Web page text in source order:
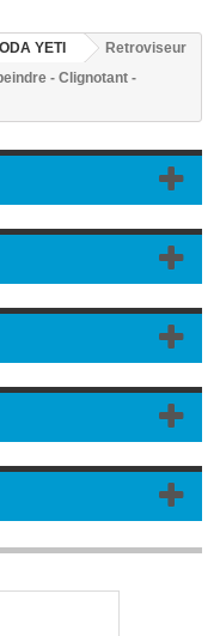
YETI
Retroviseur
- Clignotant -